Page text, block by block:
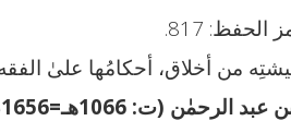
من أخلاق، أحكامُها علىٰ
(ت: 1066هـ=1656م)